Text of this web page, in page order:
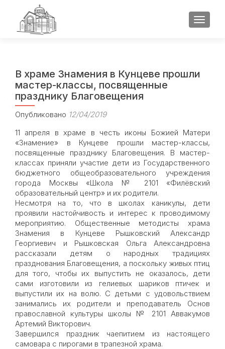
В храме Знамения в Кунцеве прошли
мастер-классы, посвященные
празднику Благовещения
Опубликовано 12/04/2019
11 апреля в храме в честь иконы Божией Матери
«Знамение» в Кунцеве прошли мастер-классы,
посвященные празднику Благовещения. В мастер-
классах приняли участие дети из Государственного
бюджетного общеобразовательного учреждения
города Москвы «Школа № 2101 «Филёвский
образовательный центр» и их родители.
Несмотря на то, что в школах каникулы, дети
проявили настойчивость и интерес к проводимому
мероприятию. Общественные методисты храма
Знамения в Кунцеве Рышковский Александр
Георгиевич и Рышковская Ольга Александровна
рассказали детям о народных традициях
празднования Благовещения, а поскольку живых птиц
для того, чтобы их выпустить не оказалось, дети
сами изготовили из гелиевых шариков птичек и
выпустили их на волю. С детьми с удовольствием
занимались их родители и преподаватель Основ
православной культуры школы № 2101 Аввакумов
Артемий Викторович.
Завершился праздник чаепитием из настоящего
самовара с пирогами в трапезной храма.